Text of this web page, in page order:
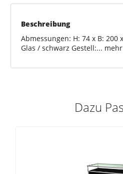
Beschreibung
Abmessungen: H: 74 x B: 200
Glas / schwarz Gestell:... mehr
Dazu